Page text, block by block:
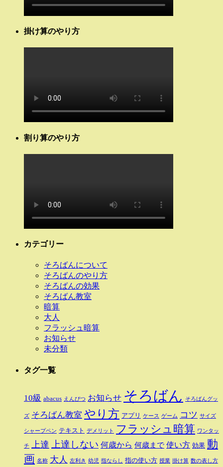
掛け算のやり方
割り算のやり方
カテゴリー
そろばんについて
そろばんのやり方
そろばんの効果
そろばん教室
暗算
大人
フラッシュ暗算
お知らせ
未分類
タグ一覧
10級 abacus えんぴつ お知らせ そろばん そろばんグッ
ズ そろばん教室 やり方 アプリ ケース ゲーム コツ サイズ
シャープペン テキスト デメリット フラッシュ暗算 ワンタッ
チ 上達 上達しない 何歳から 何歳まで 使い方 効果 動
画 名称 大人 左利き 幼児 指ならし 指の使い方 授業 掛け算 数の表し方